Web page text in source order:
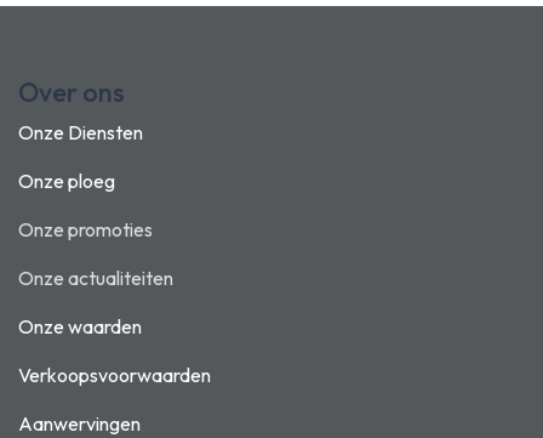
Over ons
Onze Diensten
Onze ploeg
Onze promoties
Onze actualiteiten
Onze waarden
Verkoopsvoorwaarden
Aanwervingen